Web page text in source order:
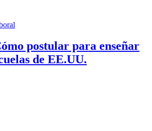
postular para enseñar
de EE.UU.